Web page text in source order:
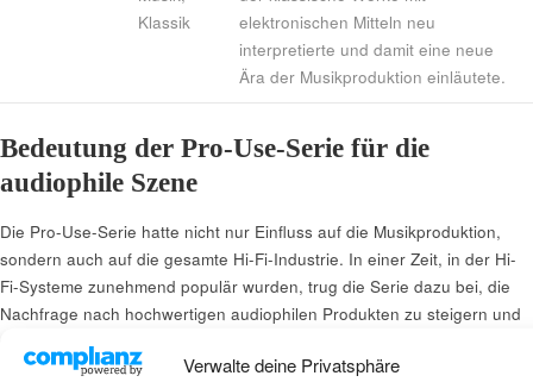
Verwalte deine Privatsphäre
Klassik
elektronischen Mitteln neu
interpretierte und damit eine neue
Ära der Musikproduktion einläutete.
Bedeutung der Pro-Use-Serie für die
audiophile Szene
Die Pro-Use-Serie hatte nicht nur Einfluss auf die Musikproduktion,
sondern auch auf die gesamte Hi-Fi-Industrie. In einer Zeit, in der Hi-
Fi-Systeme zunehmend populär wurden, trug die Serie dazu bei, die
Nachfrage nach hochwertigen audiophilen Produkten zu steigern und
den Weg für die Weiterentwicklung der Schallplattenindustrie zu
ebnen.